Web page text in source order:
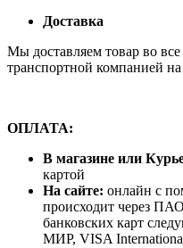
Доставка
Мы доставляем товар во
транспортной компанией
ОПЛАТА:
В магазине или
картой
На сайте: онлайн с
происходит через
банковских карт
МИР, VISA